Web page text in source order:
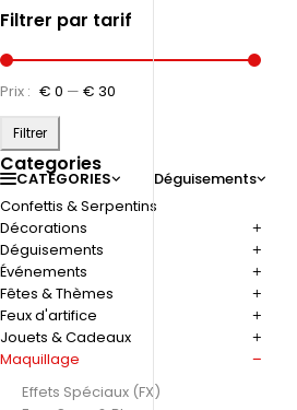
CATÉGORIES Déguisements
Filtrer par tarif
Filtrer
Prix : € 0 — € 30
Categories
Confettis & Serpentins
Décorations
Déguisements
Événements
Fêtes & Thèmes
Feux d'artifice
Jouets & Cadeaux
Maquillage
Effets Spéciaux (FX)